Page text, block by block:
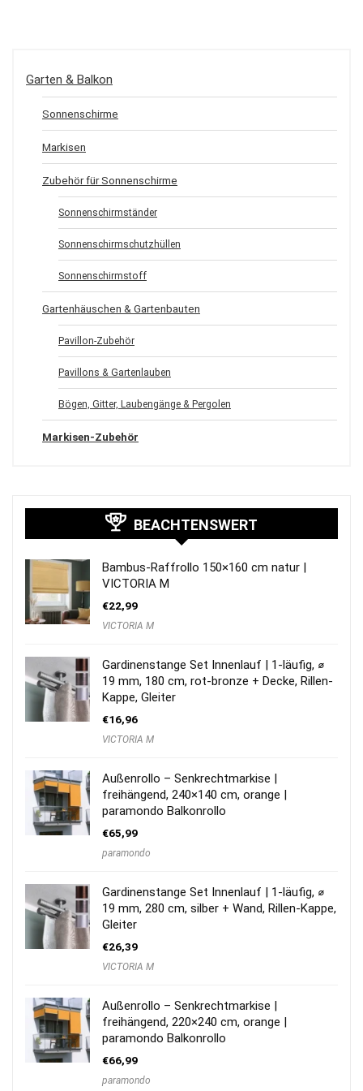
Garten & Balkon
Sonnenschirme
Markisen
Zubehör für Sonnenschirme
Sonnenschirmständer
Sonnenschirmschutzhüllen
Sonnenschirmstoff
Gartenhäuschen & Gartenbauten
Pavillon-Zubehör
Pavillons & Gartenlauben
Bögen, Gitter, Laubengänge & Pergolen
Markisen-Zubehör
BEACHTENSWERT
Bambus-Raffrollo 150×160 cm natur |
VICTORIA M
€22,99
VICTORIA M
Gardinenstange Set Innenlauf | 1-läufig, ⌀
19 mm, 180 cm, rot-bronze + Decke, Rillen-
Kappe, Gleiter
€16,96
VICTORIA M
Außenrollo – Senkrechtmarkise |
freihängend, 240×140 cm, orange |
paramondo Balkonrollo
€65,99
paramondo
Gardinenstange Set Innenlauf | 1-läufig, ⌀
19 mm, 280 cm, silber + Wand, Rillen-Kappe,
Gleiter
€26,39
VICTORIA M
Außenrollo – Senkrechtmarkise |
freihängend, 220×240 cm, orange |
paramondo Balkonrollo
€66,99
paramondo